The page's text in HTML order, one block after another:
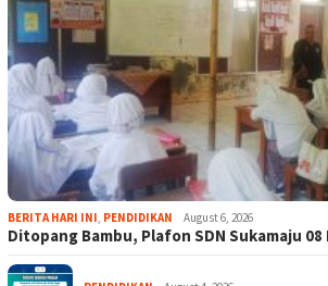
BERITA HARI INI, PENDIDIKAN August 6, 2026
Ditopang Bambu, Plafon SDN Sukamaju